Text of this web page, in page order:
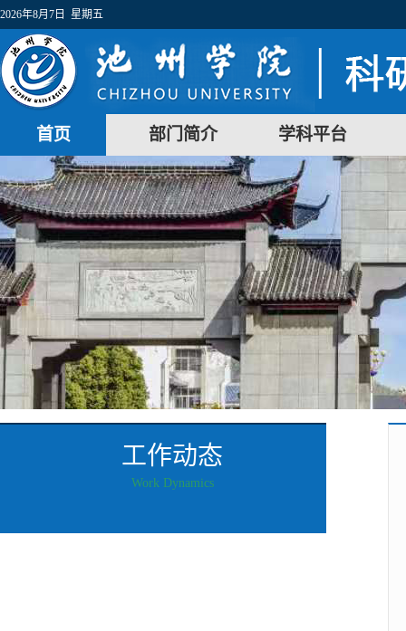
2026年8月7日 星期五
首页 部门简介 学科平台
工作动态
Work Dynamics